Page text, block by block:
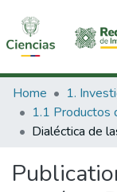
Communities &
All of DSpace
Home